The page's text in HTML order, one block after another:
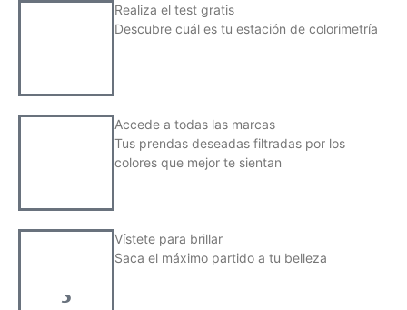
Realiza el test gratis
Descubre cuál es tu estación de colorimetría
Accede a todas las marcas
Tus prendas deseadas filtradas por los
colores que mejor te sientan
Vístete para brillar
Saca el máximo partido a tu belleza